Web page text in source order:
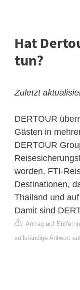
Hat
tun?
Zuletzt
DERTOUR
Gästen in
DERTOUR
worden, FTI-
Destinationen,
Thailand und
Damit sind
Antrag auf
vollständige Antwort